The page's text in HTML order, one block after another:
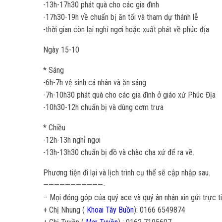
-13h-17h30 phát quà cho các gia đình
-17h30-19h về chuẩn bị ăn tối và tham dự thánh lễ
-thời gian còn lại nghỉ ngơi hoặc xuất phát về phúc địa
Ngày 15-10
* Sáng
-6h-7h vệ sinh cá nhân và ăn sáng
-7h-10h30 phát quà cho các gia đình ở giáo xứ Phúc Địa
-10h30-12h chuẩn bị và dùng cơm trưa
* Chiều
-12h-13h nghỉ ngơi
-13h-13h30 chuẩn bị đồ và chào cha xứ để ra về.
Phương tiện đi lại và lịch trình cụ thể sẽ cập nhập sau.
———————————-
– Mọi đóng góp của quý ace và quý ân nhân xin gửi trực
+ Chị Nhung ( Khoai Tây Buồn): 0166 6549874